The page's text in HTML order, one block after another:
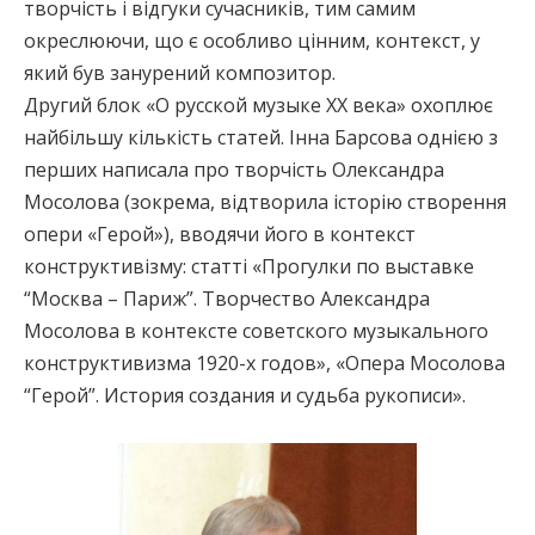
творчість і відгуки сучасників, тим самим
окреслюючи, що є особливо цінним, контекст, у
який був занурений композитор.
Другий блок «О русской музыке XX века» охоплює
найбільшу кількість статей. Інна Барсова однією з
перших написала про творчість Олександра
Мосолова (зокрема, відтворила історію створення
опери «Герой»), вводячи його в контекст
конструктивізму: статті «Прогулки по выставке
“Москва – Париж”. Творчество Александра
Мосолова в контексте советского музыкального
конструктивизма 1920-х годов», «Опера Мосолова
“Герой”. История создания и судьба рукописи».